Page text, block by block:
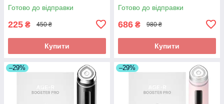
Готово до відправки
225 ₴ 450 ₴
Купити
Готово до відправки
686 ₴ 980 ₴
Купити
–29% –29%